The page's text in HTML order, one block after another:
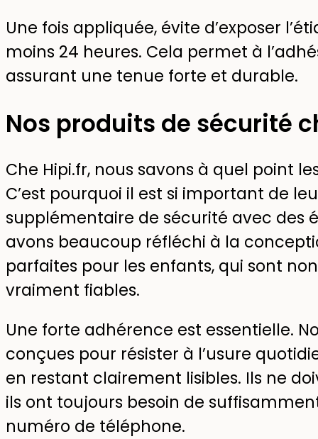
Une fois appliquée, évite d’exposer
moins 24 heures. Cela permet à
assurant une tenue forte et durable.
Nos produits de sécurité
Che Hipi.fr, nous savons à quel point
C’est pourquoi il est si important de
supplémentaire de sécurité avec des
avons beaucoup réfléchi à la
parfaites pour les enfants, qui sont
vraiment fiables.
Une forte adhérence est essentielle.
conçues pour résister à l’usure
en restant clairement lisibles. Ils ne
ils ont toujours besoin de
numéro de téléphone.